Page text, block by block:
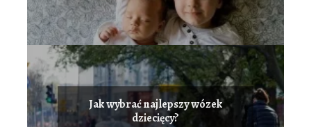
Jak wybrać najlepszy wózek
dziecięcy?